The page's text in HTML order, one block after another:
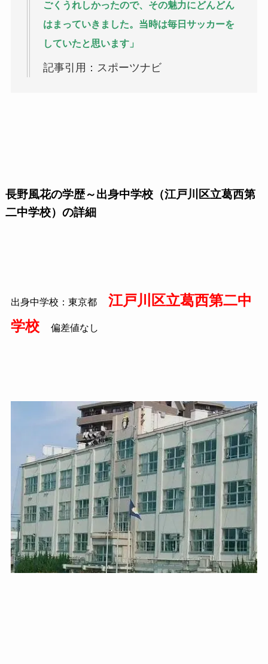
ごくうれしかったので、その魅力にどんどん
はまっていきました。当時は毎日サッカーを
していたと思います」
記事引用：スポーツナビ
長野風花の学歴～出身中学校（江戸川区立葛西第
二中学校）の詳細
出身中学校：東京都
江戸川区立葛西第二中
学校
偏差値なし